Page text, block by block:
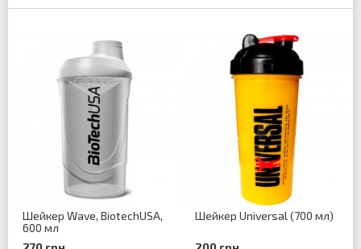
Шейкер Wave, BiotechUSA,
600 мл
Шейкер Universal (700 мл)